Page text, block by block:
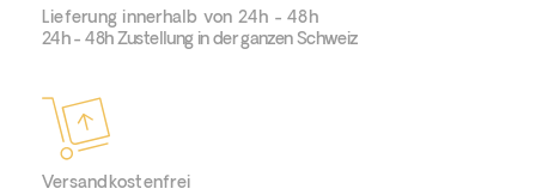
Lieferung innerhalb von 24h - 48h
24h - 48h Zustellung in der ganzen Schweiz
Versandkostenfrei